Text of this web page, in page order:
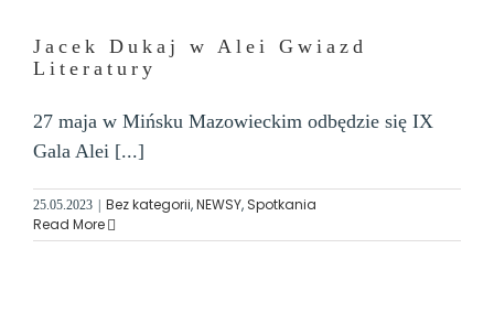
Jacek Dukaj w Alei Gwiazd
Literatury
27 maja w Mińsku Mazowieckim odbędzie się IX
Gala Alei [...]
25.05.2023 Bez kategorii,NEWSY, Spotkania
Read More